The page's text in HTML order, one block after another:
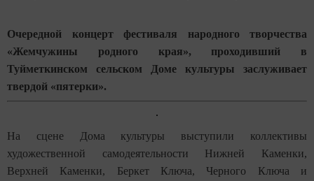
Очередной концерт фестиваля народного творчества
«Жемчужины родного края», проходивший в
Туйметкинском сельском Доме культуры заслуживает
твердой «пятерки».
На сцене Дома культуры выступили коллективы
художественной самодеятельности Нижней Каменки,
Верхней Каменки, Беркет Ключа, Черного Ключа и